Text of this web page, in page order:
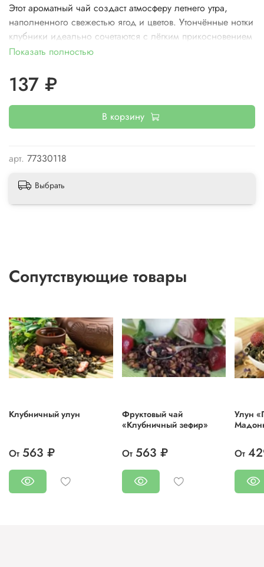
арт. 77330118
Этот ароматный чай создаст атмосферу летнего утра,
наполненного свежестью ягод и цветов. Утончённые нотки
клубники идеально сочетаются с лёгким прикосновением
сливок, создавая гармоничный вкус, который порадует
Состав:
чай чёрный рассыпной листовой средний,
кусочки клубники, ароматизаторы, лепестки календулы,
Показать полностью
137 ₽
В корзину
Выбрать
Сопутствующие товары
Клубничный улун
От 563 ₽
Фруктовый чай
«Клубничный зефир»
От 563 ₽
Улун
От